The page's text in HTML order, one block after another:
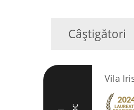
Câștigători
Vila